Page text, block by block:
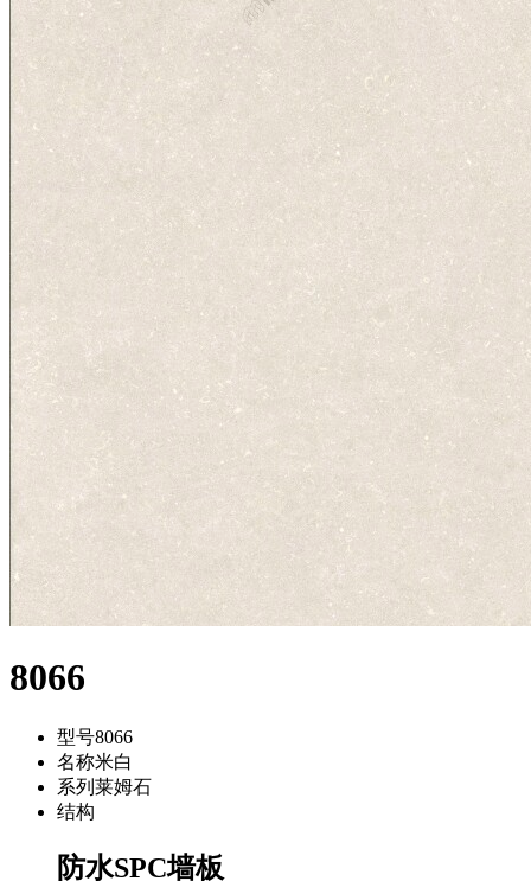
8066
型号8066
名称米白
系列 莱姆石
结构
防水SPC墙板